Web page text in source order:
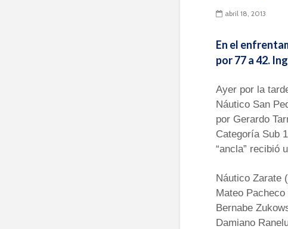
abril 18, 2013
En el
por 77 a 42.
Ayer por la
Náutico San
por Gerardo
Categoría Sub
“ancla” recibió
Náutico Zarate
Mateo
Bernabe
Damiano